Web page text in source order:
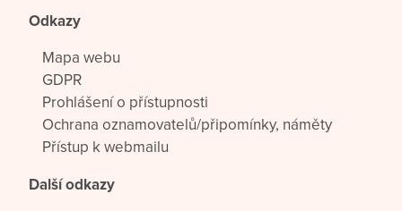
Odkazy
Mapa webu
GDPR
Prohlášení o přístupnosti
Ochrana oznamovatelů/připomínky, náměty
Přístup k webmailu
Další odkazy